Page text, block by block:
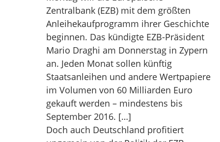
Zentralbank (EZB) mit dem größten
Anleihekaufprogramm ihrer Geschichte
beginnen. Das kündigte EZB-Präsident
Mario Draghi am Donnerstag in Zypern
an. Jeden Monat sollen künftig
Staatsanleihen und andere Wertpapiere
im Volumen von 60 Milliarden Euro
gekauft werden – mindestens bis
September 2016. […]
Doch auch Deutschland profitiert